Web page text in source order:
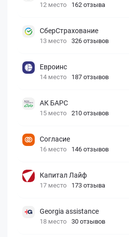
12 место 162 отзыва
СберСтрахование
13 место 326 отзывов
Евроинс
14 место 187 отзывов
АК БАРС
15 место 210 отзывов
Согласие
16 место 146 отзывов
Капитал Лайф
17 место 173 отзыва
Georgia assistance
18 место 30 отзывов